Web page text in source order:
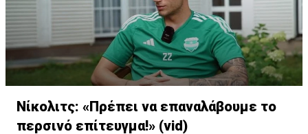
Νίκολιτς: «Πρέπει να επαναλάβουμε το
περσινό επίτευγμα!» (vid)